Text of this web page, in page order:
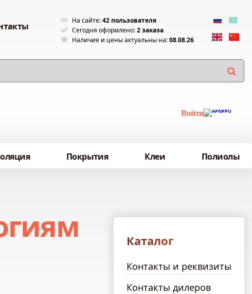
На сайте:42 пользователя
Сегодня оформлено:2 заказа
Наличие и цены актуальны на:08.08.26
Войти
Покрытия Клеи Полиолы
Каталог
Контакты и реквизиты
Контакты дилеров